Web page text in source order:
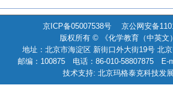
京ICP备05007538号 京公网安备
版权所有 © 《化学教育（中英文
地址：北京市海淀区 新街口外大街19号 北
邮编：100875 电话：86-010-58807875 E-
技术支持: 北京玛格泰克科技发